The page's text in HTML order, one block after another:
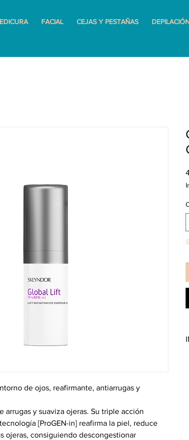
FACIAL CEJAS Y PESTAÑAS
de ojos, reafirmante, antiarrugas y
arrugas y suaviza ojeras. Su triple acción
[ProGEN-in] reafirma la piel, reduce
ojeras, consiguiendo descongestionar